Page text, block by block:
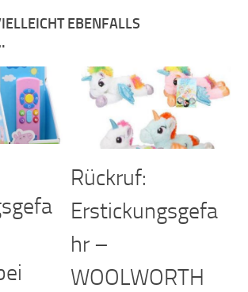
EBENFALLS
Rückruf:
Erstickungsgefa
hr –
WOOLWORTH